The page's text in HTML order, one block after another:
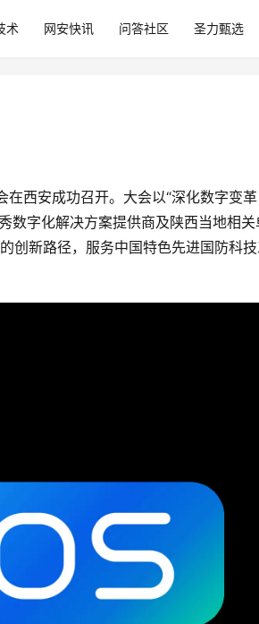
术 网安快讯 问答社区 圣力甄选
西安成功召开。大会以“深化数字变
数字化解决方案提供商及陕西当地相关
创新路径，服务中国特色先进国防科